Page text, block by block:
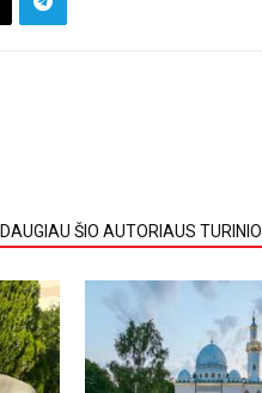
DAUGIAU ŠIO AUTORIAUS TURINIO